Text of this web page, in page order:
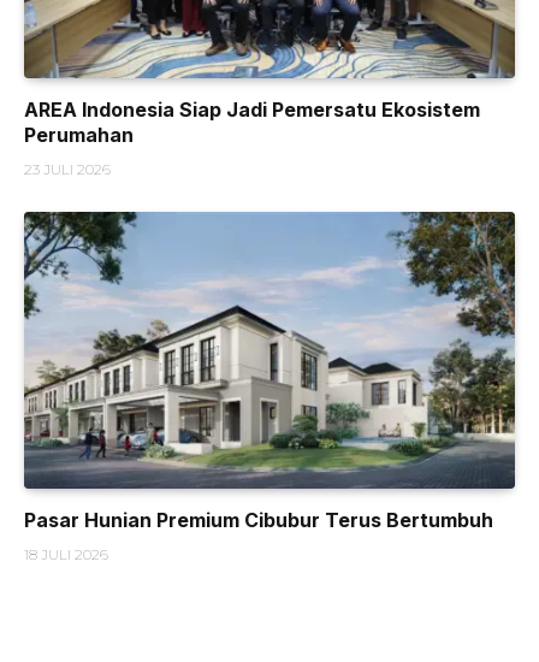
AREA Indonesia Siap Jadi Pemersatu Ekosistem
Perumahan
23 JULI 2026
Pasar Hunian Premium Cibubur Terus Bertumbuh
18 JULI 2026